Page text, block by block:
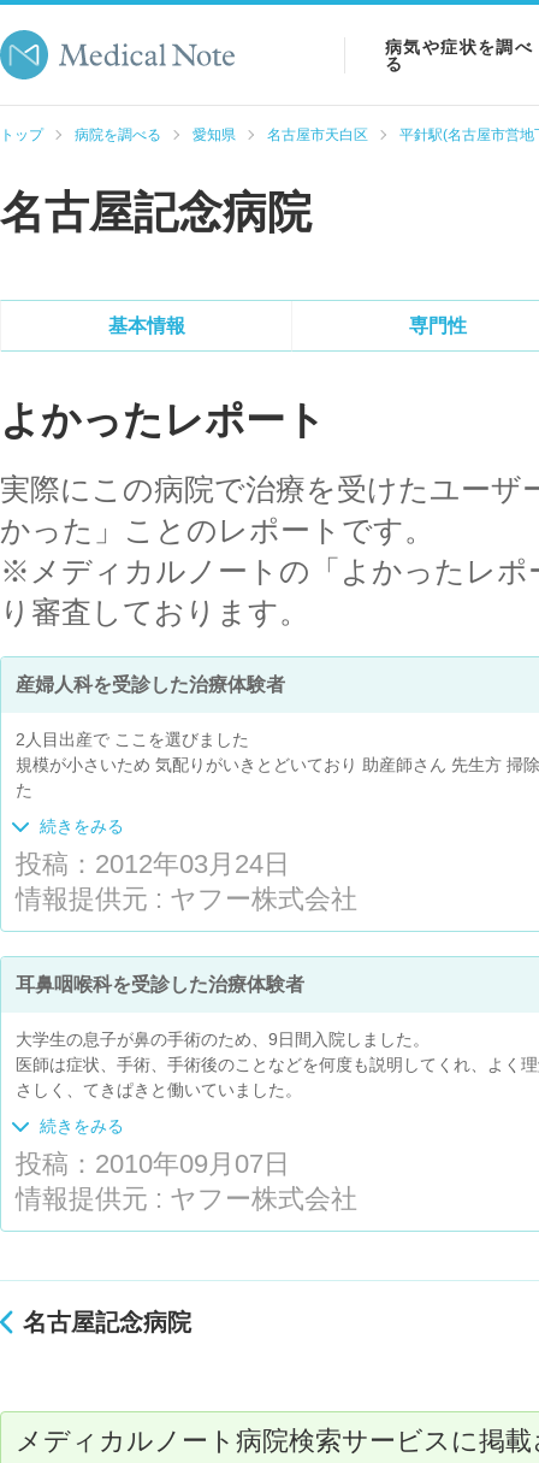
病気や症状を調べ
る
トップ 病院を調べる 愛知県 名古屋市天白区 平針駅(名古屋市営地
名古屋記念病院
基本情報 専門性
よかったレポート
実際にこの病院で治療を受けたユーザ
かった」ことのレポートです。
※メディカルノートの「よかったレポ
り審査しております。
産婦人科を受診した治療体験者
2人目出産で ここを選びました
規模が小さいため 気配りがいきとどいており 助産師さん 先生方 掃
た
設備はそれなりですが 出産の場合個室優先で まず集団部屋になる
1人目はﾌﾙﾐﾙｸでしたが おかげさまで2人目は完全母乳になりました♪
続きをみる
投稿：2012年03月24日
情報提供元 : ヤフー株式会社
耳鼻咽喉科を受診した治療体験者
大学生の息子が鼻の手術のため、9日間入院しました。
医師は症状、手術、手術後のことなどを何度も説明してくれ、よく
さしく、てきぱきと働いていました。
病棟のスタッフはベッド回りのカーテンを開けるとき、「失礼しま
声かけてくれました。着替える必要があるときは「男性の看護師に
バシーをとても大切にしてくれていると感じました。
病院は忙しい職場のはずなのに、全体的にカリカリした雰囲気がな
手術を受けるために個人医院で紹介状を書いてもらうとき、「近い
続きをみる
投稿：2010年09月07日
情報提供元 : ヤフー株式会社
名古屋記念病院
メディカルノート病院検索サービスに掲